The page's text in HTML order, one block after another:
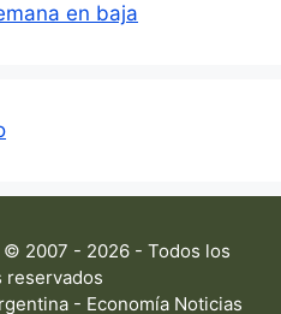
en baja
2007 - 2026 - Todos los
reservados
- Economía Noticias